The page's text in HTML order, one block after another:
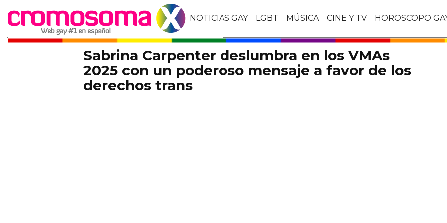
NOTICIAS GAY LGBT MÚSICA CINE Y TV HOROSCOPO
Sabrina Carpenter deslumbra en los VMAs
2025 con un poderoso mensaje a favor de los
derechos trans